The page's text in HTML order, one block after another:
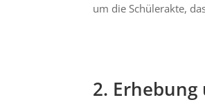
um die Schülerakte,
2.